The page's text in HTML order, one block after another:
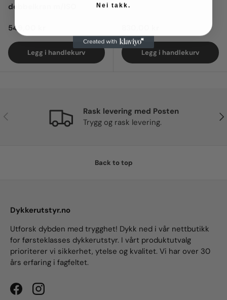
dobbelkran m/ISO
Regular price
549,00 kr
Legg i handlekurv Legg i handlekurv
Previous
Rask levering med Posten
Trygg og rask levering.
Back to top
Dykkerutstyr.no
Utforsk dybden med trygghet! Dykk ned i vår nettbutikk
for førsteklasses dykkerutstyr. I vårt produktutvalg
prioriterer vi sikkerhet, ytelse og kvalitet. Vi har over 30
års erfaring i fagfeltet.
FacebookInstagram
Nei takk.